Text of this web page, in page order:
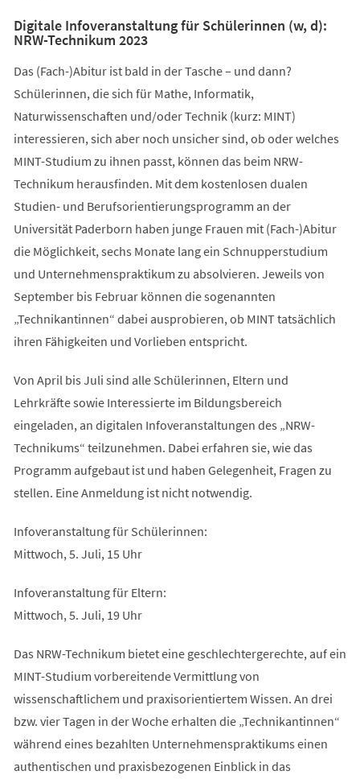
Digitale Infoveranstaltung für Schülerinnen (w, d):
NRW-Technikum 2023
Das (Fach-)Abitur ist bald in der Tasche – und dann?
Schülerinnen, die sich für Mathe, Informatik,
Naturwissenschaften und/oder Technik (kurz: MINT)
interessieren, sich aber noch unsicher sind, ob oder welches
MINT-Studium zu ihnen passt, können das beim NRW-
Technikum herausfinden. Mit dem kostenlosen dualen
Studien- und Berufsorientierungsprogramm an der
Universität Paderborn haben junge Frauen mit (Fach-)Abitur
die Möglichkeit, sechs Monate lang ein Schnupperstudium
und Unternehmenspraktikum zu absolvieren. Jeweils von
September bis Februar können die sogenannten
„Technikantinnen“ dabei ausprobieren, ob MINT tatsächlich
ihren Fähigkeiten und Vorlieben entspricht.
Von April bis Juli sind alle Schülerinnen, Eltern und
Lehrkräfte sowie Interessierte im Bildungsbereich
eingeladen, an digitalen Infoveranstaltungen des „NRW-
Technikums“ teilzunehmen. Dabei erfahren sie, wie das
Programm aufgebaut ist und haben Gelegenheit, Fragen zu
stellen. Eine Anmeldung ist nicht notwendig.
Infoveranstaltung für Schülerinnen:
Mittwoch, 5. Juli, 15 Uhr
Infoveranstaltung für Eltern:
Mittwoch, 5. Juli, 19 Uhr
Das NRW-Technikum bietet eine geschlechtergerechte, auf ein
MINT-Studium vorbereitende Vermittlung von
wissenschaftlichem und praxisorientiertem Wissen. An drei
bzw. vier Tagen in der Woche erhalten die „Technikantinnen“
während eines bezahlten Unternehmenspraktikums einen
authentischen und praxisbezogenen Einblick in das